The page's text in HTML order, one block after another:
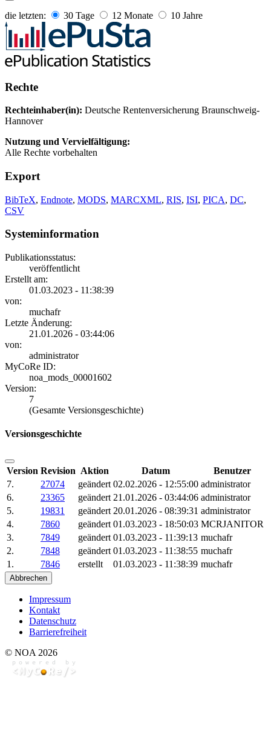
die letzten: 30 Tage 12 Monate 10 Jahre
Rechte
Rechteinhaber(in): Deutsche Rentenversicherung Braunschweig-
Hannover
Nutzung und Vervielfältigung:
Alle Rechte vorbehalten
Export
BibTeX, Endnote, MODS, MARCXML, RIS, ISI, PICA, DC,
CSV
Systeminformation
Publikationsstatus:
veröffentlicht
Erstellt am:
01.03.2023 - 11:38:39
von:
muchafr
Letzte Änderung:
21.01.2026 - 03:44:06
von:
administrator
MyCoRe ID:
noa_mods_00001602
Version:
7
(Gesamte Versionsgeschichte)
Versionsgeschichte
Version Revision Aktion Datum
Benutzer
7.
27074 geändert 02.02.2026 - 12:55:00 administrator
6.
23365 geändert 21.01.2026 - 03:44:06 administrator
5.
19831 geändert 20.01.2026 - 08:39:31 administrator
4.
7860 geändert 01.03.2023 - 18:50:03 MCRJANITOR
3.
7849 geändert 01.03.2023 - 11:39:13 muchafr
2.
7848 geändert 01.03.2023 - 11:38:55 muchafr
1.
7846 erstellt 01.03.2023 - 11:38:39 muchafr
Abbrechen
Impressum
Kontakt
Datenschutz
Barrierefreiheit
© NOA 2026